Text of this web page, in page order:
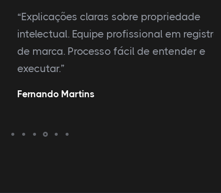
“Explicações claras sobre propriedade
intelectual. Equipe profissional em registro
de marca. Processo fácil de entender e
executar.”
Fernando Martins